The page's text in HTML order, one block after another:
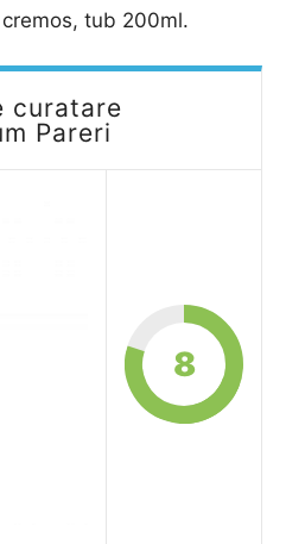
tub 200ml.
curatare
Pareri
8